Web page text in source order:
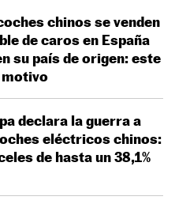
chinos se venden
de caros en España
su país de origen: este
motivo
declara la guerra a
eléctricos chinos:
de hasta un 38,1%